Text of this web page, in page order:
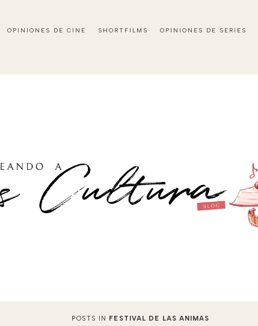
OPINIONES DE CINE SHORTFILMS OPINIONES DE SERIES
POSTS IN FESTIVAL DE LAS ANIMAS